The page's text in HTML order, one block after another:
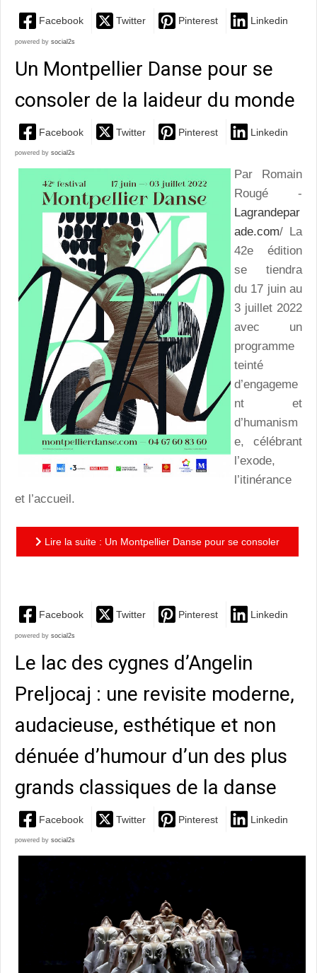
Facebook Twitter Pinterest Linkedin
powered by social2s
Un Montpellier Danse pour se
consoler de la laideur du monde
Facebook Twitter Pinterest Linkedin
powered by social2s
Par Romain
Rougé -
Lagrandepar
ade.com/ La
42e édition
se tiendra
du 17 juin au
3 juillet 2022
avec un
programme
teinté
d’engageme
nt et
d’humanism
e, célébrant
l’exode,
l’itinérance
et l’accueil.
Lire la suite : Un Montpellier Danse pour se consoler
Facebook Twitter Pinterest Linkedin
powered by social2s
Le lac des cygnes d’Angelin
Preljocaj : une revisite moderne,
audacieuse, esthétique et non
dénuée d’humour d’un des plus
grands classiques de la danse
Facebook Twitter Pinterest Linkedin
powered by social2s